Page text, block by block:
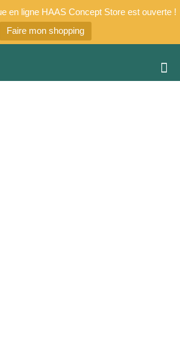
en ligne HAAS Concept Store est ouverte !
Faire mon shopping